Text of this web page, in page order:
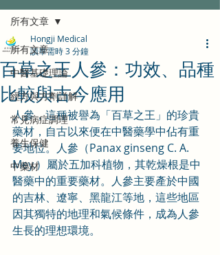
所有文章
中醫基礎理論
經方與方劑詳解
常見病症調理
養生保健
中藥材
所有文章
百草之王人參：功效、品種
比較與古今應用
Hongji Medical
讀畢需時 3 分鐘
人參，這種被譽為「百草之王」的珍貴
藥材，自古以來便在中醫藥學中佔有重
要地位。人參（Panax ginseng C. A.
Mey.）屬於五加科植物，其乾燥根是中
醫藥中的重要藥材。人參主要產於中國
的吉林、遼寧、黑龍江等地，這些地區
因其獨特的地理和氣候條件，成為人參
生長的理想環境。